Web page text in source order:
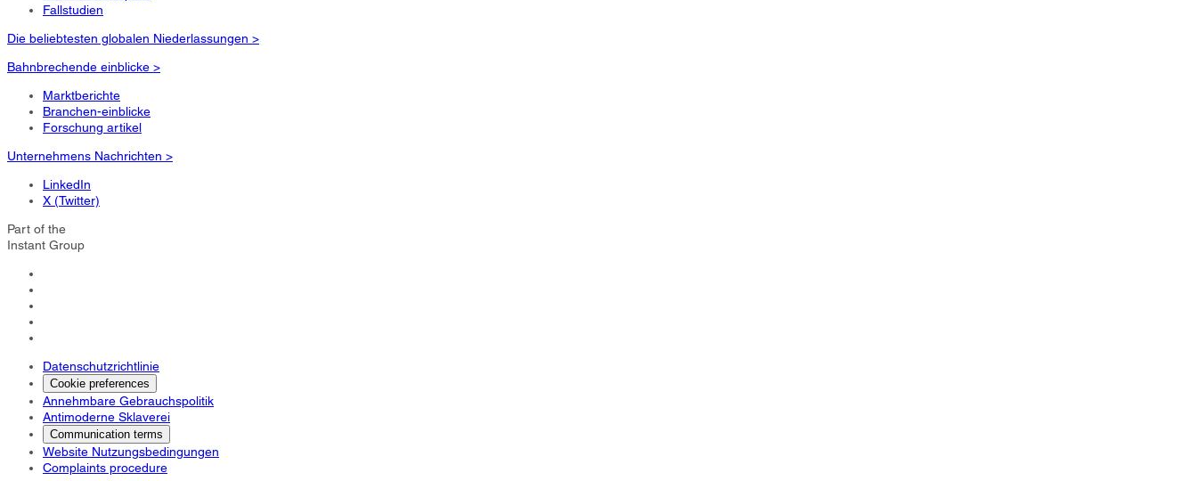
Fallstudien
Die beliebtesten globalen Niederlassungen >
Bahnbrechende einblicke >
Marktberichte
Branchen-einblicke
Forschung artikel
Unternehmens Nachrichten >
LinkedIn
X (Twitter)
Part of the
Instant Group
Datenschutzrichtlinie
Cookie preferences
Annehmbare Gebrauchspolitik
Antimoderne Sklaverei
Communication terms
Website Nutzungsbedingungen
Complaints procedure